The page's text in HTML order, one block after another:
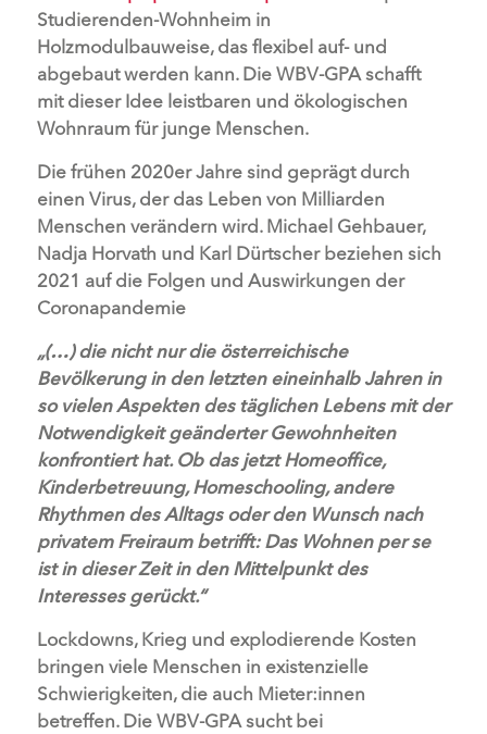
Studierenden-Wohnheim in
Holzmodulbauweise, das flexibel auf- und
abgebaut werden kann. Die WBV-GPA schafft
mit dieser Idee leistbaren und ökologischen
Wohnraum für junge Menschen.
Die frühen 2020er Jahre sind geprägt durch
einen Virus, der das Leben von Milliarden
Menschen verändern wird. Michael Gehbauer,
Nadja Horvath und Karl Dürtscher beziehen sich
2021 auf die Folgen und Auswirkungen der
Coronapandemie
„(…) die nicht nur die österreichische
Bevölkerung in den letzten eineinhalb Jahren in
so vielen Aspekten des täglichen Lebens mit der
Notwendigkeit geänderter Gewohnheiten
konfrontiert hat. Ob das jetzt Homeoffice,
Kinderbetreuung, Homeschooling, andere
Rhythmen des Alltags oder den Wunsch nach
privatem Freiraum betrifft: Das Wohnen per se
ist in dieser Zeit in den Mittelpunkt des
Interesses gerückt.“
Lockdowns, Krieg und explodierende Kosten
bringen viele Menschen in existenzielle
Schwierigkeiten, die auch Mieter:innen
betreffen. Die WBV-GPA sucht bei